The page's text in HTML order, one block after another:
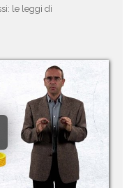
le leggi di